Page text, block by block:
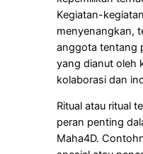
Kegiatan-
menyenangkan,
anggota tentang
yang dianut oleh
kolaborasi dan
Ritual atau ritual
peran penting
Maha4D.